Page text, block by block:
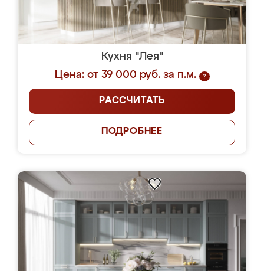
Кухня "Лея"
Цена: от 39 000 руб. за п.м.
?
РАССЧИТАТЬ
ПОДРОБНЕЕ